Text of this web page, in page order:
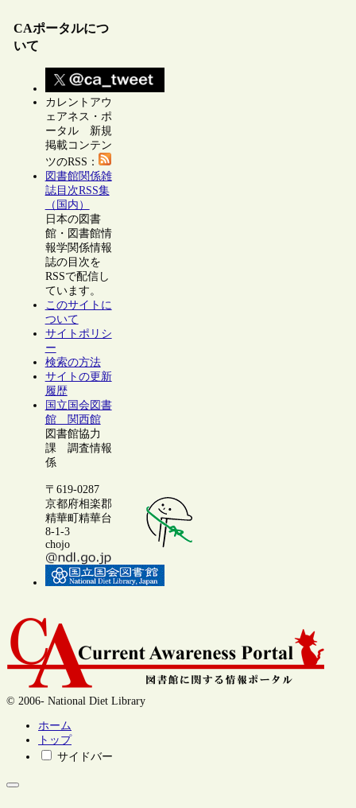
CAポータルにつ
いて
カレントアウ
ェアネス・ポ
ータル 新規
掲載コンテン
ツのRSS：
図書館関係雑
誌目次RSS集
（国内）
日本の図書
館・図書館情
報学関係情報
誌の目次を
RSSで配信し
ています。
このサイトに
ついて
サイトポリシ
ー
検索の方法
サイトの更新
履歴
国立国会図書
館 関西館
図書館協力
課 調査情報
係
〒619-0287
京都府相楽郡
精華町精華台
8-1-3
chojo
© 2006- National Diet Library
ホーム
トップ
サイドバー